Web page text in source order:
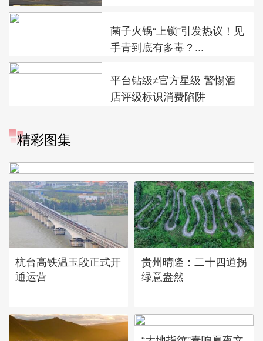
菌子火锅“上锁”引发热议！见
手青到底有多毒？...
平台钻级≠官方星级 警惕酒
店评级标识消费陷阱
精彩图集
杭台高铁温玉段正式开
通运营
贵州晴隆：二十四道拐
绿意盎然